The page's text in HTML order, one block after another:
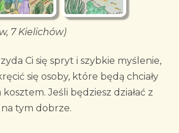
7 Kielichów)
Ci się spryt i szybkie myślenie,
się osoby, które będą chciały
Jeśli będziesz działać z
na tym dobrze.